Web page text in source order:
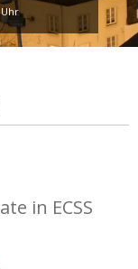
Uhr
in ECSS